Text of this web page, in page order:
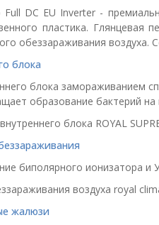
Full DC EU Inverter -
пластика.
обеззараживания
блока
блока замораживанием
образование бактерий на
биполярного ионизатора
жалюзи